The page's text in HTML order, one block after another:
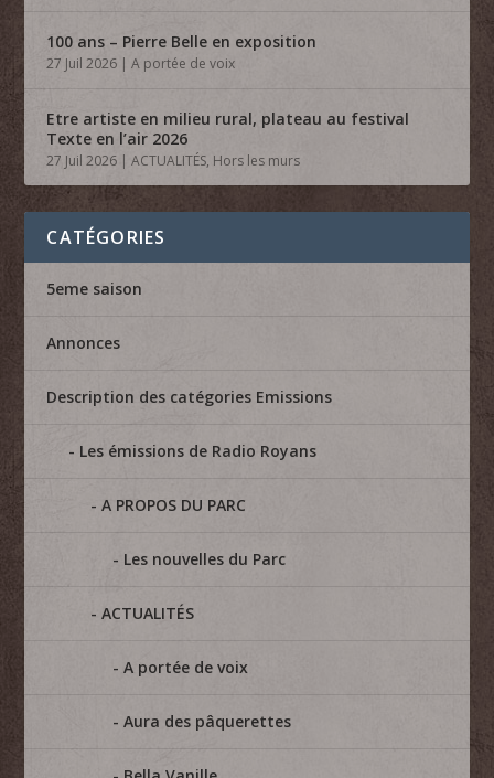
100 ans – Pierre Belle en exposition
27 Juil 2026 |A portée de voix
Etre artiste en milieu rural, plateau au festival
Texte en l’air 2026
27 Juil 2026 |ACTUALITÉS, Hors les murs
CATÉGORIES
5eme saison
Annonces
Description des catégories Emissions
Les émissions de Radio Royans
A PROPOS DU PARC
Les nouvelles du Parc
ACTUALITÉS
A portée de voix
Aura des pâquerettes